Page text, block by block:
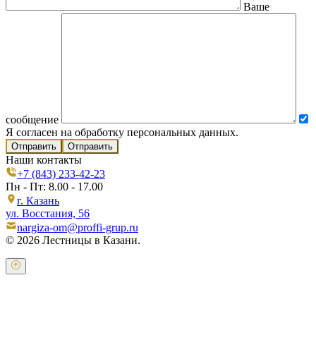
Ваше
сообщение
Я согласен на обработку персональных данных.
Отправить
Наши контакты
+7 (843) 233-42-23
Пн - Пт: 8.00 - 17.00
г. Казань
ул. Восстания, 56
nargiza-om@proffi-grup.ru
© 2026 Лестницы в Казани.